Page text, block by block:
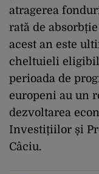
atragerea
rată de
acest an este
cheltuieli
perioada de
europeni au un
dezvoltarea
Investițiilor și
Câciu.